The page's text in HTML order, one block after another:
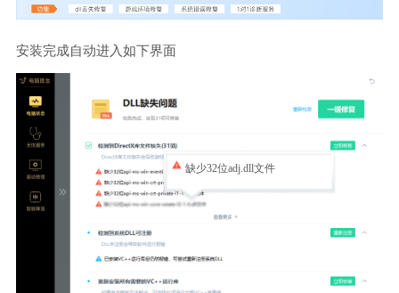
安装完成自动进入如下界面
缺少32位adj.dll文件